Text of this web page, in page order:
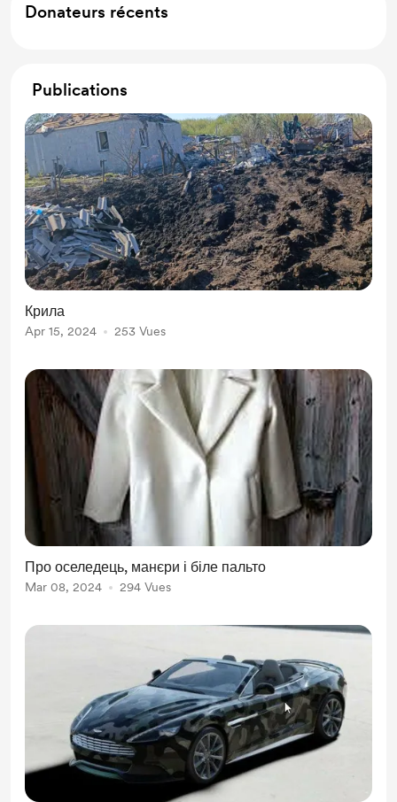
Donateurs récents
Publications
Крила
Apr 15, 2024 253 Vues
Про оселедець, манєри і біле пальто
Mar 08, 2024 294 Vues